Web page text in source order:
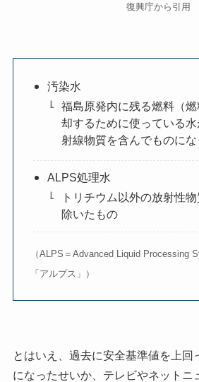
復興庁から引用
汚染水
福島原発内に残る燃料（
却するために使っている
射線物質を含んでものに
ALPS処理水
トリチウム以外の放射性
除いたもの
（ALPS＝Advanced Liquid Processing
「アルプス」）
とはいえ、過去に安全基準値を上回
になったせいか、テレビやネットニ